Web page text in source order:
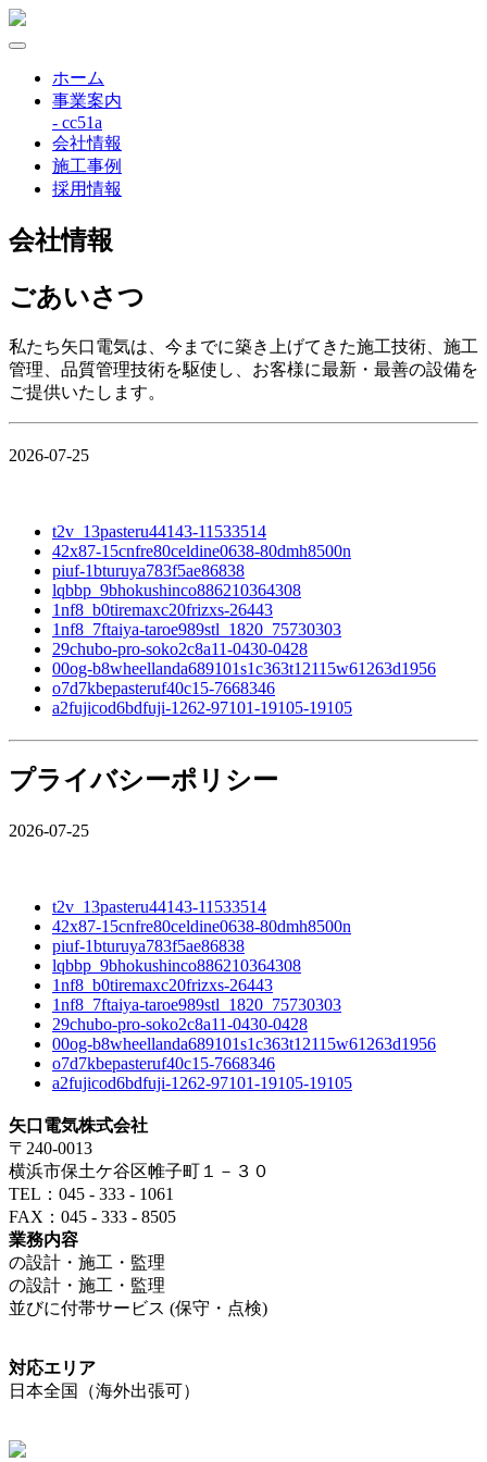
ホーム
事業案内
- cc51a
会社情報
施工事例
採用情報
会社情報
ごあいさつ
私たち矢口電気は、今までに築き上げてきた施工技術、施工
管理、品質管理技術を駆使し、お客様に最新・最善の設備を
ご提供いたします。
2026-07-25
t2v_13pasteru44143-11533514
42x87-15cnfre80celdine0638-80dmh8500n
piuf-1bturuya783f5ae86838
lqbbp_9bhokushinco886210364308
1nf8_b0tiremaxc20frizxs-26443
1nf8_7ftaiya-taroe989stl_1820_75730303
29chubo-pro-soko2c8a11-0430-0428
00og-b8wheellanda689101s1c363t12115w61263d1956
o7d7kbepasteruf40c15-7668346
a2fujicod6bdfuji-1262-97101-19105-19105
プライバシーポリシー
2026-07-25
t2v_13pasteru44143-11533514
42x87-15cnfre80celdine0638-80dmh8500n
piuf-1bturuya783f5ae86838
lqbbp_9bhokushinco886210364308
1nf8_b0tiremaxc20frizxs-26443
1nf8_7ftaiya-taroe989stl_1820_75730303
29chubo-pro-soko2c8a11-0430-0428
00og-b8wheellanda689101s1c363t12115w61263d1956
o7d7kbepasteruf40c15-7668346
a2fujicod6bdfuji-1262-97101-19105-19105
矢口電気株式会社
〒240-0013
横浜市保土ケ谷区帷子町１－３０
TEL：045 - 333 - 1061
FAX：045 - 333 - 8505
業務内容
の設計・施工・監理
の設計・施工・監理
並びに付帯サービス (保守・点検)
対応エリア
日本全国（海外出張可）